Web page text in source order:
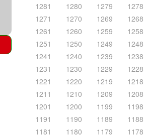
1281
1280 1279 1278
1271
1270 1269 1268
1261
1260 1259 1258
1251
1250 1249 1248
1241
1240 1239 1238
1231
1230 1229 1228
1221
1220 1219 1218
1211
1210 1209 1208
1201
1200 1199 1198
1191
1190 1189 1188
1181
1180 1179 1178